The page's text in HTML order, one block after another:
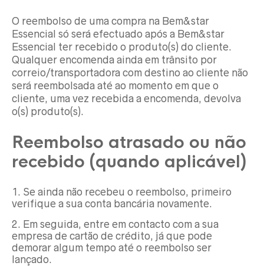
O reembolso de uma compra na Bem&star
Essencial só será efectuado após a Bem&star
Essencial ter recebido o produto(s) do cliente.
Qualquer encomenda ainda em trânsito por
correio/transportadora com destino ao cliente não
será reembolsada até ao momento em que o
cliente, uma vez recebida a encomenda, devolva
o(s) produto(s).
Reembolso atrasado ou não
recebido (quando aplicável)
Se ainda não recebeu o reembolso, primeiro
verifique a sua conta bancária novamente.
Em seguida, entre em contacto com a sua
empresa de cartão de crédito, já que pode
demorar algum tempo até o reembolso ser
lançado.